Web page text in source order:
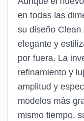
en todas las
su diseño Clean
elegante y
por fuera. La
refinamiento y
amplitud y
modelos más
mismo tiempo,